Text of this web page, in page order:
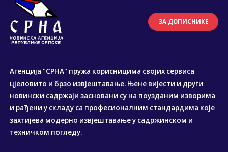
ЗА ДОПИСНИКЕ
Агенција "СРНА" пружа корисницима својих сервиса
цјеловито и брзо извјештавање. Њене вијести и други
новински садржаји засновани су на поузданим изворима
и рађени у складу са професионалним стандардима које
захтијева модерно извјештавање у садржинском и
техничком погледу.